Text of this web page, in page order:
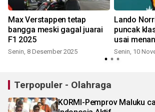
Max Verstappen tetap
bangga meski gagal juarai
F1 2025
Senin, 8 Desember 2025
Lando
puncak
usai
Senin, 10
Terpopuler - Olahraga
KORMI-Pemprov Maluku